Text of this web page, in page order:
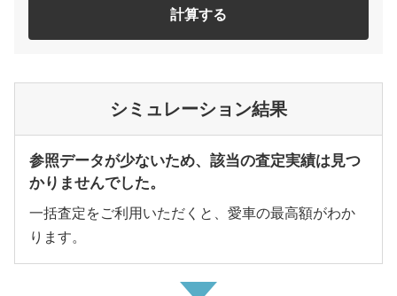
計算する
シミュレーション結果
参照データが少ないため、該当の査定実績は見つ
かりませんでした。
一括査定をご利用いただくと、愛車の最高額がわか
ります。